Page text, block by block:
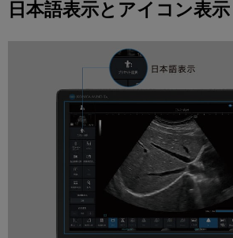
日本語表示とアイコン表示